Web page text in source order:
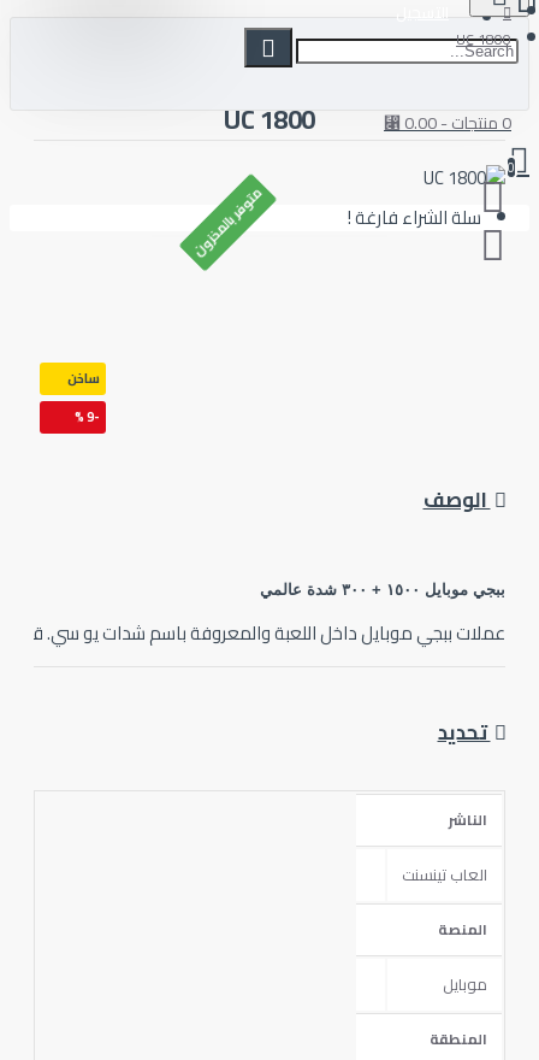
التسجيل
سلة الشراء فارغة !
1800 UC
متوفر بالمخزون
الوصف
١٥٠٠ + ٣٠٠ شدة عالمي
ببجي موبايل داخل اللعبة والمعروفة باسم شدات يو سي. قم بشراء
تحديد
العاب تينسنت
المنطقة